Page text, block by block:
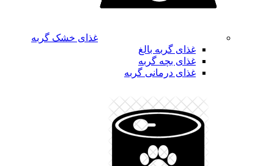
غذای خشک گربه
غذای گربه بالغ
غذای بچه گربه
غذای درمانی گربه